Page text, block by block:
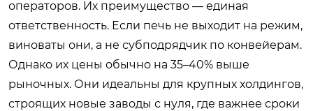
операторов. Их преимущество — единая
ответственность. Если печь не выходит на режим,
виноваты они, а не субподрядчик по конвейерам.
Однако их цены обычно на 35–40% выше
рыночных. Они идеальны для крупных холдингов,
строящих новые заводы с нуля, где важнее сроки